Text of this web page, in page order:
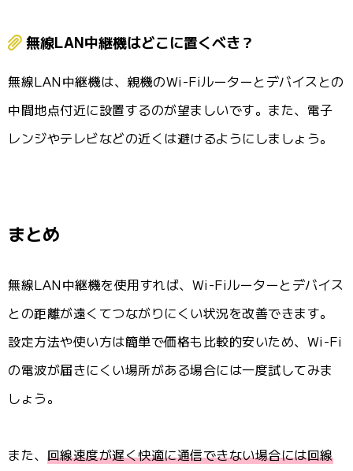
無線LAN中継機はどこに置くべき？
無線LAN中継機は、親機のWi-Fiルーターとデバイスとの
中間地点付近に設置するのが望ましいです。また、電子
レンジやテレビなどの近くは避けるようにしましょう。
まとめ
無線LAN中継機を使用すれば、Wi-Fiルーターとデバイス
との距離が遠くてつながりにくい状況を改善できます。
設定方法や使い方は簡単で価格も比較的安いため、Wi-Fi
の電波が届きにくい場所がある場合には一度試してみま
しょう。
また、 回線速度が遅く快適に通信できない場合には回線